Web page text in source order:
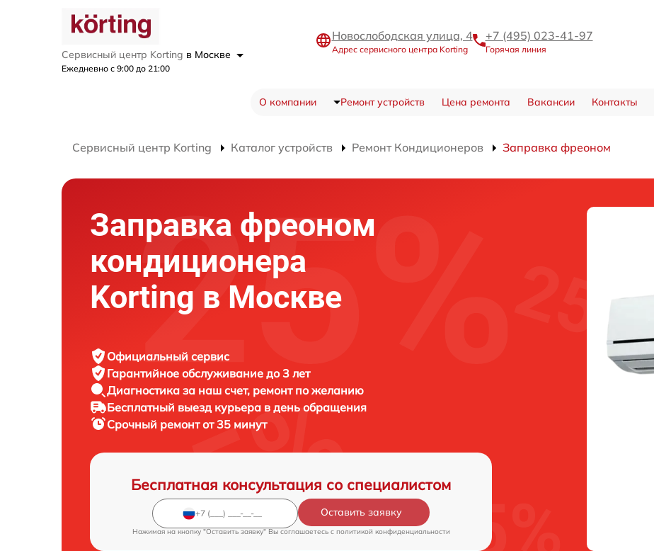
Сервисный центр Korting в Москве
Ежедневно с 9:00 до 21:00
Новослободская улица, 4
Адрес сервисного центра Korting
+7 (495) 023-41-97
Горячая линия
О компании Ремонт устройств Цена ремонта Вакансии Контакты
Сервисный центр Korting Каталог устройств Ремонт Кондиционеров Заправка фреоном
Заправка фреоном
кондиционера
Korting в Москве
Официальный сервис
Гарантийное обслуживание до 3 лет
Диагностика за наш счет, ремонт по желанию
Бесплатный выезд курьера в день обращения
Срочный ремонтот 35 минут
Бесплатная консультация со специалистом
Оставить заявку
Нажимая на кнопку "Оставить заявку" Вы соглашаетесь c политикой конфиденциальности